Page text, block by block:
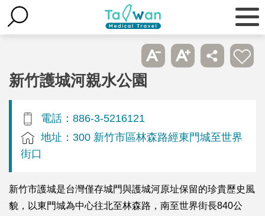
新竹護城河親水公園
電話：886-3-5216121
地址：300 新竹市區林森路經東門城至世界
街口
新竹市護城是台灣僅存城門與護城河原址保留的珍貴歷史風
貌，以東門城為中心往北至林森路，南至世界街長840公